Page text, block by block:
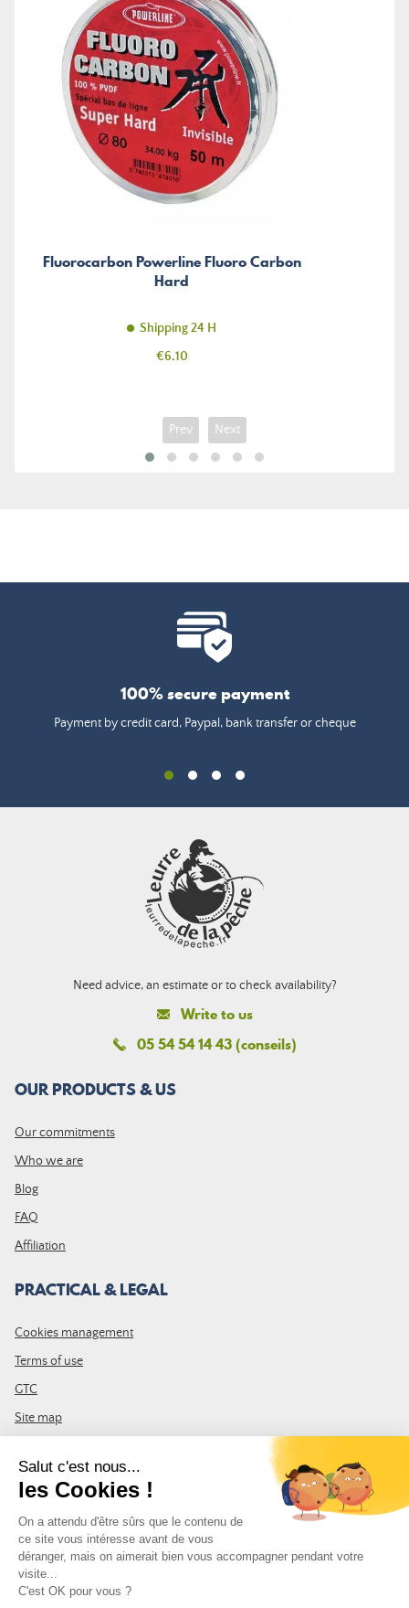
Fluorocarbon Powerline Fluoro Carbon
Hard
Shipping 24 H
Price
€6.10
Prev Next
100% secure payment
Payment by credit card, Paypal, bank transfer or cheque
Need advice, an estimate or to check availability?
Write to us
05 54 54 14 43 (conseils)
OUR PRODUCTS & US
Our commitments
Who we are
Blog
FAQ
Affiliation
PRACTICAL & LEGAL
Cookies management
Terms of use
GTC
Site map
JOIN THE COMMUNITY
Subscribe to the LDLP newsletter to receive all the latest news,
promotions and news
Email address